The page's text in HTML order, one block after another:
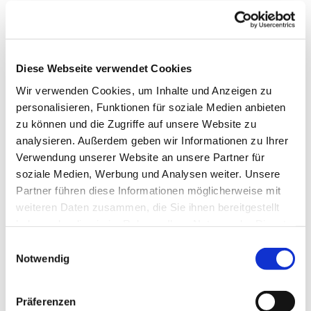
Diese Webseite verwendet Cookies
Wir verwenden Cookies, um Inhalte und Anzeigen zu
personalisieren, Funktionen für soziale Medien anbieten
zu können und die Zugriffe auf unsere Website zu
analysieren. Außerdem geben wir Informationen zu Ihrer
Verwendung unserer Website an unsere Partner für
soziale Medien, Werbung und Analysen weiter. Unsere
Partner führen diese Informationen möglicherweise mit
weiteren Daten zusammen, die Sie ihnen bereitgestellt
Cookies, wenn Sie unsere Webseite weiterhin nutzen.
Notwendig
Präferenzen
Freies WLAN
Zahlungsmöglichkeiten
Barzahlung vor Ort, Mastercard, Visa
Küchenangebote
Brunch
Mittagstisch
Abendessen
Raucher
Nichtraucherlokal